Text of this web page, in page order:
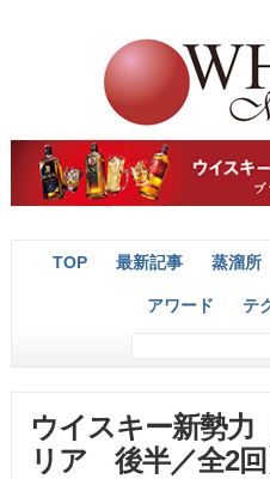
TOP 最新記事 蒸溜所
アワード テ
ウイスキー新勢力
リア 後半／全2回